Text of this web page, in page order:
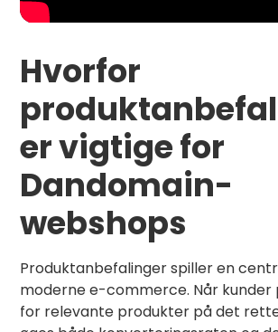
Hvorfor
er vigtige for
Dandomain-
webshops
Produktanbefalinger spiller en
moderne e-commerce. Når
for relevante produkter på det